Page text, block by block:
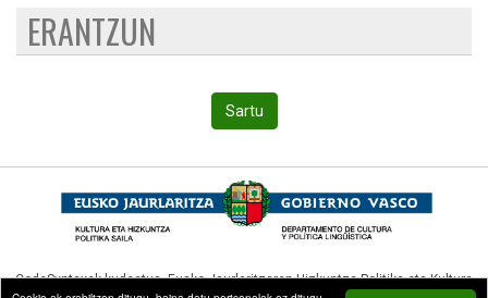
ERANTZUN
Sartu
CodeSyntaxek kudeatua,Eusko Jaurlaritzaren Hizkuntza Politika eta Kultura